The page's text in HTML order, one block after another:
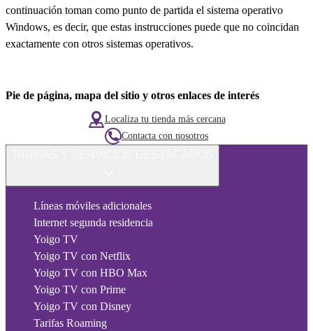
continuación toman como punto de partida el sistema operativo
Windows, es decir, que estas instrucciones puede que no coincidan
exactamente con otros sistemas operativos.
Pie de página, mapa del sitio y otros enlaces de interés
Localiza tu tienda más cercana
Contacta con nosotros
Líneas móviles adicionales
Internet segunda residencia
Yoigo TV
Yoigo TV con Netflix
Yoigo TV con HBO Max
Yoigo TV con Prime
Yoigo TV con Disney
Tarifas Roaming